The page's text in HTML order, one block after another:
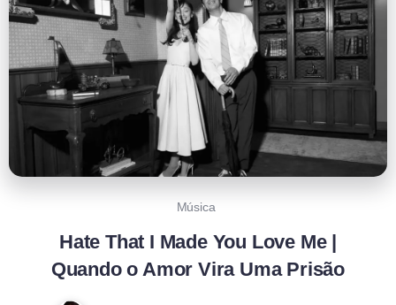
Música
Hate That I Made You Love Me |
Quando o Amor Vira Uma Prisão